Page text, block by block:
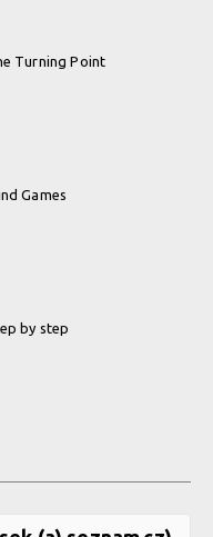
Turning Point
Games
by step